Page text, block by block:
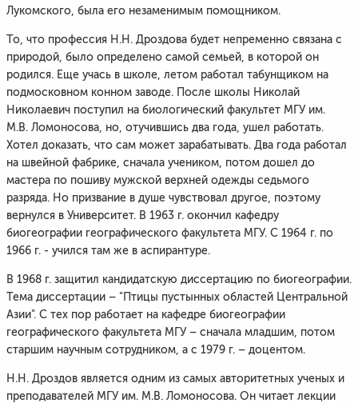
Лукомского, была его незаменимым помощником.
То, что профессия Н.Н. Дроздова будет непременно связана с
природой, было определено самой семьей, в которой он
родился. Еще учась в школе, летом работал табунщиком на
подмосковном конном заводе. После школы Николай
Николаевич поступил на биологический факультет МГУ им.
М.В. Ломоносова, но, отучившись два года, ушел работать.
Хотел доказать, что сам может зарабатывать. Два года работал
на швейной фабрике, сначала учеником, потом дошел до
мастера по пошиву мужской верхней одежды седьмого
разряда. Но призвание в душе чувствовал другое, поэтому
вернулся в Университет. В 1963 г. окончил кафедру
биогеографии географического факультета МГУ. С 1964 г. по
1966 г. - учился там же в аспирантуре.
В 1968 г. защитил кандидатскую диссертацию по биогеографии.
Тема диссертации – "Птицы пустынных областей Центральной
Азии". С тех пор работает на кафедре биогеографии
географического факультета МГУ – сначала младшим, потом
старшим научным сотрудником, а с 1979 г. – доцентом.
Н.Н. Дроздов является одним из самых авторитетных ученых и
преподавателей МГУ им. М.В. Ломоносова. Он читает лекции